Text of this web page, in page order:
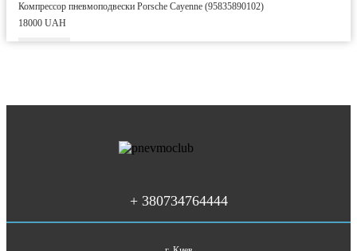
Компрессор пневмоподвески Porsche Cayenne (95835890102)
18000 UAH
+ 380734764444